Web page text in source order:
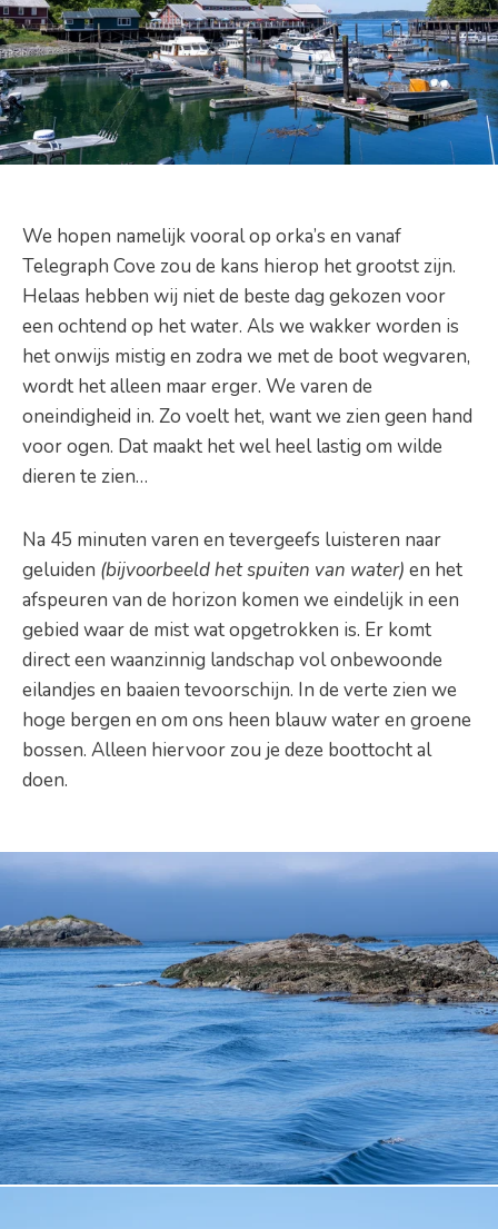
We hopen namelijk vooral op orka’s en vanaf
Telegraph Cove zou de kans hierop het grootst zijn.
Helaas hebben wij niet de beste dag gekozen voor
een ochtend op het water. Als we wakker worden is
het onwijs mistig en zodra we met de boot wegvaren,
wordt het alleen maar erger. We varen de
oneindigheid in. Zo voelt het, want we zien geen hand
voor ogen. Dat maakt het wel heel lastig om wilde
dieren te zien…
Na 45 minuten varen en tevergeefs luisteren naar
geluiden (bijvoorbeeld het spuiten van water) en het
afspeuren van de horizon komen we eindelijk in een
gebied waar de mist wat opgetrokken is. Er komt
direct een waanzinnig landschap vol onbewoonde
eilandjes en baaien tevoorschijn. In de verte zien we
hoge bergen en om ons heen blauw water en groene
bossen. Alleen hiervoor zou je deze boottocht al
doen.